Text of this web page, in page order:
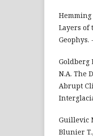
Hemming
Layers of
Geophys.
Goldberg
N.A. The
Abrupt
Guillevic
Blunier